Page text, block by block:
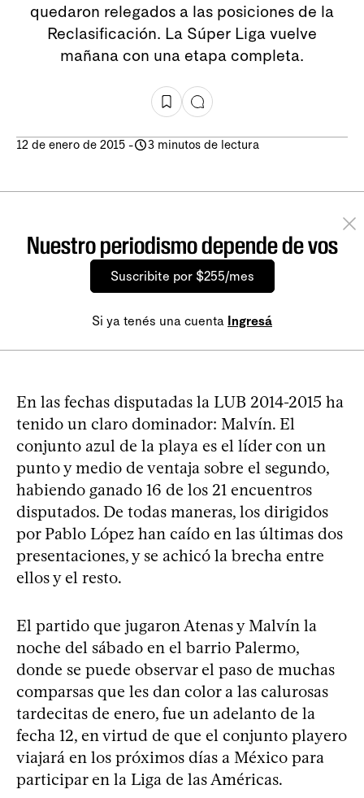
quedaron relegados a las posiciones de la
Reclasificación. La Súper Liga vuelve
mañana con una etapa completa.
12 de enero de 2015 - 3 minutos de lectura
Nuestro periodismo depende de vos
Suscribite por $255/mes
Si ya tenés una cuenta Ingresá
En las fechas disputadas la LUB 2014-2015 ha
tenido un claro dominador: Malvín. El
conjunto azul de la playa es el líder con un
punto y medio de ventaja sobre el segundo,
habiendo ganado 16 de los 21 encuentros
disputados. De todas maneras, los dirigidos
por Pablo López han caído en las últimas dos
presentaciones, y se achicó la brecha entre
ellos y el resto.
El partido que jugaron Atenas y Malvín la
noche del sábado en el barrio Palermo,
donde se puede observar el paso de muchas
comparsas que les dan color a las calurosas
tardecitas de enero, fue un adelanto de la
fecha 12, en virtud de que el conjunto playero
viajará en los próximos días a México para
participar en la Liga de las Américas.